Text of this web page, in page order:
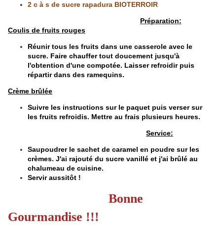
2 c à s de sucre rapadura BIOTERROIR
Préparation:
Coulis de fruits rouges
​​​​​​​Réunir tous les fruits dans une casserole avec le
sucre. Faire chauffer tout doucement jusqu'à
l'obtention d'une compotée. Laisser refroidir puis
répartir dans des ramequins.
Crème brûlée
Suivre les instructions sur le paquet puis verser sur
les fruits refroidis. Mettre au frais plusieurs heures.
Service:
Saupoudrer le sachet de caramel en poudre sur les
crèmes. J'ai rajouté du sucre vanillé et j'ai brûlé au
chalumeau de cuisine.
Servir aussitôt !
Bonne
Gourmandise !!!